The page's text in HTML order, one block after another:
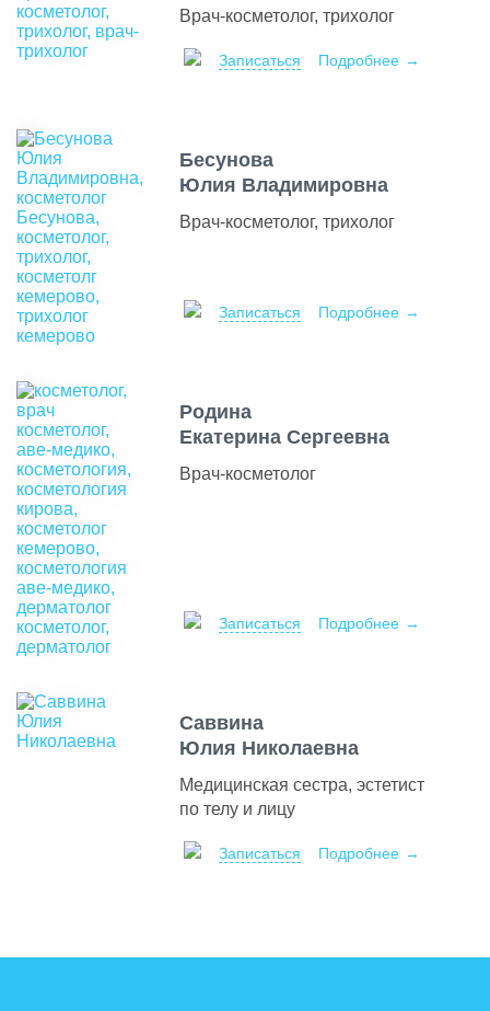
Врач-косметолог, трихолог
Записаться Подробнее
Бесунова
Юлия Владимировна
Врач-косметолог, трихолог
Записаться Подробнее
Родина
Екатерина Сергеевна
Врач-косметолог
Записаться Подробнее
Саввина
Юлия Николаевна
Медицинская сестра, эстетист
по телу и лицу
Записаться Подробнее